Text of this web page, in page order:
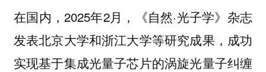
在国内，2025年2月，《自然·光子学》杂志
发表北京大学和浙江大学等研究成果，成功
实现基于集成光量子芯片的涡旋光量子纠缠